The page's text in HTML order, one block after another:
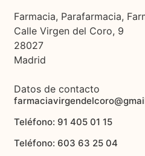
Farmacia, Parafarmacia,
Calle Virgen del Coro, 9
28027
Madrid
Datos de contacto
Teléfono: 91 405 01 15
Teléfono: 603 63 25 04